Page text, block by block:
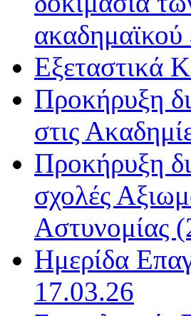
Εξεταστικά
Προκήρυξη
στις
Προκήρυξη
σχολές
Αστυνομίας
Ημερίδα
17.03.26